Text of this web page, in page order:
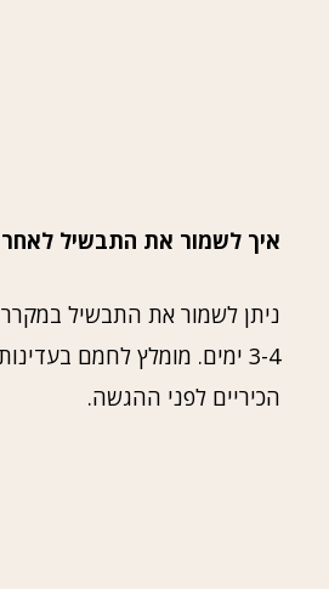
איך לשמור את התבשיל
ניתן לשמור את התבשיל
3-4 ימים. מומלץ לחמם
הכיריים לפני ההגשה.